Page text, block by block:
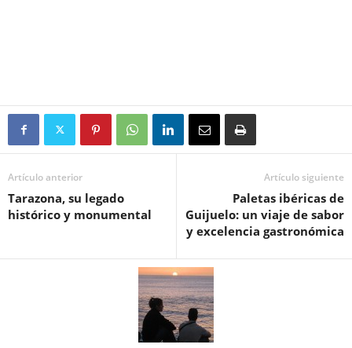
Artículo anterior
Tarazona, su legado
histórico y monumental
Artículo siguiente
Paletas ibéricas de
Guijuelo: un viaje de sabor
y excelencia gastronómica